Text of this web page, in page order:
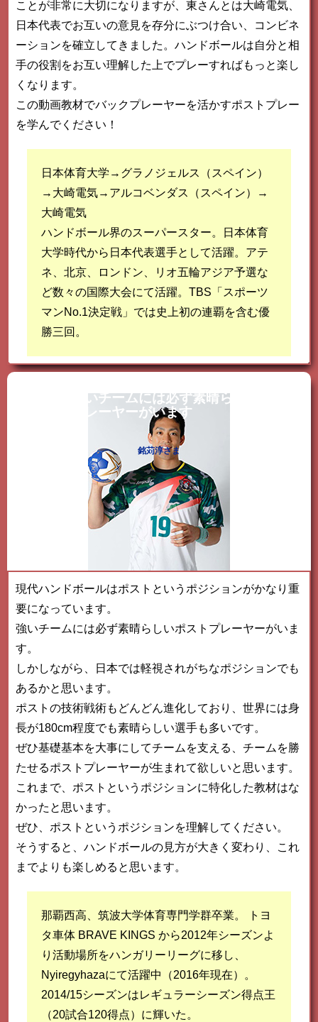
ことが非常に大切になりますが、東さんとは大崎電気、
日本代表でお互いの意見を存分にぶつけ合い、コンビネ
ーションを確立してきました。ハンドボールは自分と相
手の役割をお互い理解した上でプレーすればもっと楽し
くなります。
この動画教材でバックプレーヤーを活かすポストプレー
を学んでください！
日本体育大学→グラノジェルス（スペイン）
→大崎電気→アルコベンダス（スペイン）→
大崎電気
ハンドボール界のスーパースター。日本体育
大学時代から日本代表選手として活躍。アテ
ネ、北京、ロンドン、リオ五輪アジア予選な
ど数々の国際大会にて活躍。TBS「スポーツ
マンNo.1決定戦」では史上初の連覇を含む優
勝三回。
強いチームには必ず素晴らしいポスト
プレーヤーがいます
銘苅淳さま
現代ハンドボールはポストというポジションがかなり重
要になっています。
強いチームには必ず素晴らしいポストプレーヤーがいま
す。
しかしながら、日本では軽視されがちなポジションでも
あるかと思います。
ポストの技術戦術もどんどん進化しており、世界には身
長が180cm程度でも素晴らしい選手も多いです。
ぜひ基礎基本を大事にしてチームを支える、チームを勝
たせるポストプレーヤーが生まれて欲しいと思います。
これまで、ポストというポジションに特化した教材はな
かったと思います。
ぜひ、ポストというポジションを理解してください。
そうすると、ハンドボールの見方が大きく変わり、これ
までよりも楽しめると思います。
那覇西高、筑波大学体育専門学群卒業。 トヨ
タ車体 BRAVE KINGS から2012年シーズンよ
り活動場所をハンガリーリーグに移し、
Nyiregyhazaにて活躍中（2016年現在）。
2014/15シーズンはレギュラーシーズン得点王
（20試合120得点）に輝いた。